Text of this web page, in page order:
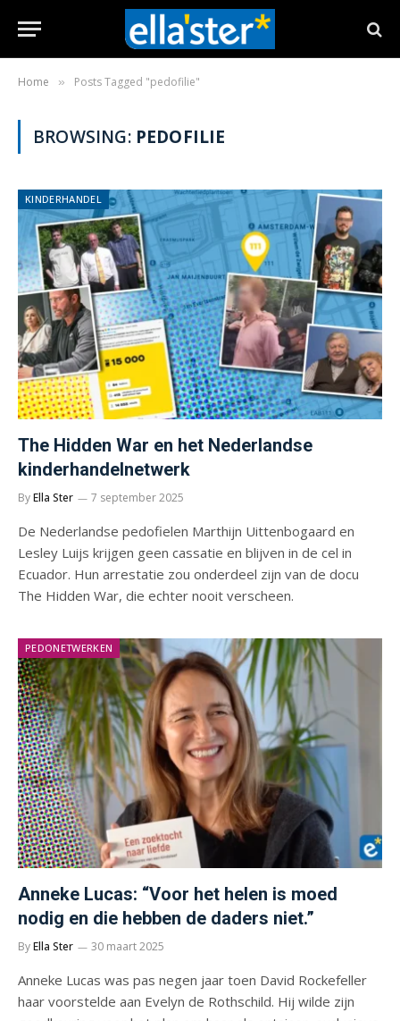
Home » Posts Tagged "pedofilie"
BROWSING: PEDOFILIE
KINDERHANDEL
The Hidden War en het Nederlandse
kinderhandelnetwerk
ByElla Ster 7 september 2025
De Nederlandse pedofielen Marthijn Uittenbogaard en
Lesley Luijs krijgen geen cassatie en blijven in de cel in
Ecuador. Hun arrestatie zou onderdeel zijn van de docu
The Hidden War, die echter nooit verscheen.
PEDONETWERKEN
Anneke Lucas: “Voor het helen is moed
nodig en die hebben de daders niet.”
ByElla Ster 30 maart 2025
Anneke Lucas was pas negen jaar toen David Rockefeller
haar voorstelde aan Evelyn de Rothschild. Hij wilde zijn